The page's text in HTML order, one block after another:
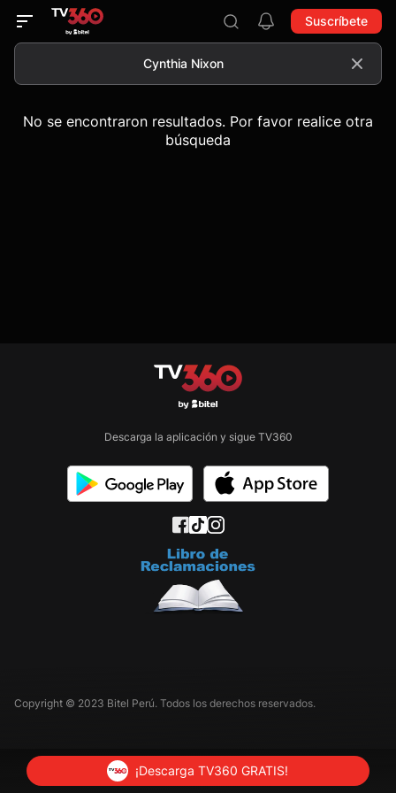
Suscríbete
No se encontraron resultados. Por favor realice otra
búsqueda
Descarga la aplicación y sigue TV360
Copyright © 2023 Bitel Perú. Todos los derechos reservados.
¡Descarga TV360 GRATIS!